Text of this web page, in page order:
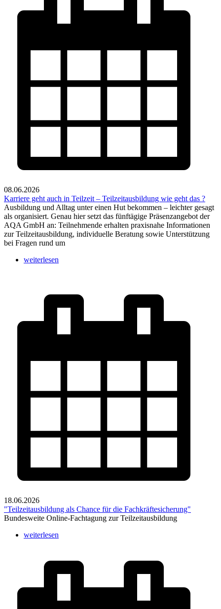
08.06.2026
Karriere geht auch in Teilzeit – Teilzeitausbildung wie geht das ?
Ausbildung und Alltag unter einen Hut bekommen – leichter gesagt
als organisiert. Genau hier setzt das fünftägige Präsenzangebot der
AQA GmbH an: Teilnehmende erhalten praxisnahe Informationen
zur Teilzeitausbildung, individuelle Beratung sowie Unterstützung
bei Fragen rund um
weiterlesen
18.06.2026
"Teilzeitausbildung als Chance für die Fachkräftesicherung"
Bundesweite Online-Fachtagung zur Teilzeitausbildung
weiterlesen